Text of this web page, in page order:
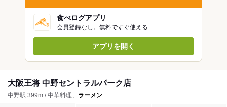
食べログアプリ
会員登録なし。無料ですぐ使える
アプリを開く
大阪王将 中野セントラルパーク店
中野駅 399m / 中華料理、 ラーメン